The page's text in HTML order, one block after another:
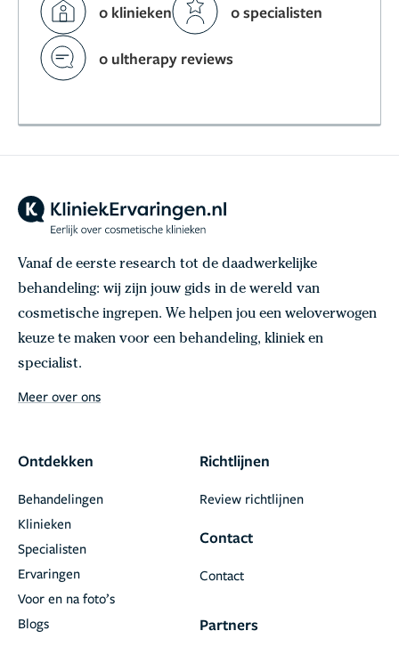
0 klinieken 0 specialisten
0 ultherapy reviews
Vanaf de eerste research tot de daadwerkelijke
behandeling: wij zijn jouw gids in de wereld van
cosmetische ingrepen. We helpen jou een weloverwogen
keuze te maken voor een behandeling, kliniek en
specialist.
Meer over ons
Ontdekken
Behandelingen
Klinieken
Specialisten
Ervaringen
Voor en na foto’s
Blogs
Richtlijnen
Review richtlijnen
Contact
Contact
Partners